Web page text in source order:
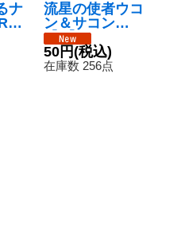
ナ
流星の使者ウコ
ン＆サコン
【R】{26RP21
8/77}《火》
50円(税込)
在庫数 256点